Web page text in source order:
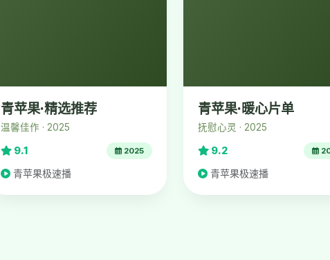
青苹果·精选推荐
温馨佳作 · 2025
9.1 2025
青苹果极速播
青苹果·暖心片单
抚慰心灵 · 2025
9.2
青苹果极速播